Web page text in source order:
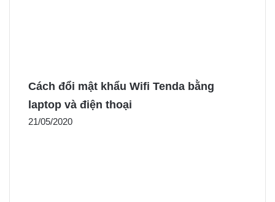
Cách đổi mật khẩu Wifi Tenda bằng
laptop và điện thoại
21/05/2020